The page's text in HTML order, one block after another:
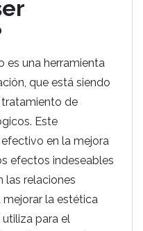
es una herramienta
que está siendo
de
Este
en la mejora
efectos indeseables
las relaciones
mejorar la estética
para el